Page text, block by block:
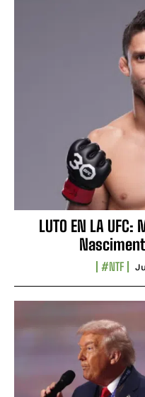
LUTO EN LA
#NTF